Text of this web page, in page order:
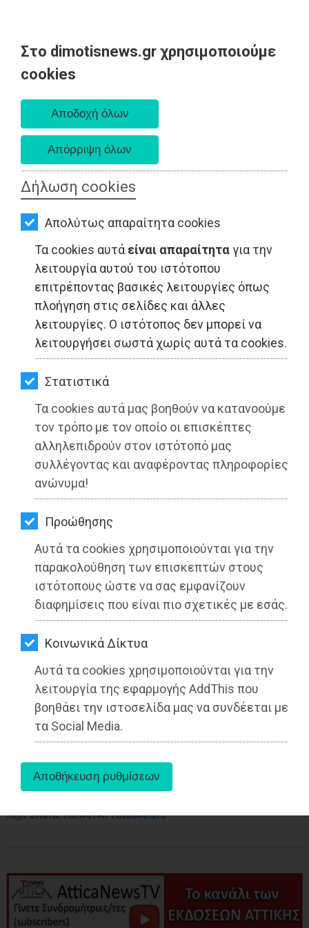
Στο dimotisnews.gr χρησιμοποιούμε
cookies
Δήλωση cookies
Απολύτως απαραίτητα cookies
Τα cookies αυτά είναι απαραίτηταγια την
λειτουργία αυτού του ιστότοπου
επιτρέποντας βασικές λειτουργίες όπως
πλοήγηση στις σελίδες και άλλες
λειτουργίες. Ο ιστότοπος δεν μπορεί να
λειτουργήσει σωστά χωρίς αυτά τα cookies.
Στατιστικά
Τα cookies αυτά μας βοηθούν να κατανοούμε
τον τρόπο με τον οποίο οι επισκέπτες
αλληλεπιδρούν στον ιστότοπό μας
συλλέγοντας και αναφέροντας πληροφορίες
ανώνυμα!
Προώθησης
Αυτά τα cookies χρησιμοποιούνται για την
παρακολούθηση των επισκεπτών στους
ιστότοπους ώστε να σας εμφανίζουν
διαφημίσεις που είναι πιο σχετικές με εσάς.
Kοινωνικά Δίκτυα
Αυτά τα cookies χρησιμοποιούνται για την
λειτουργία της εφαρμογής AddThis που
βοηθάει την ιστοσελίδα μας να συνδέεται με
τα Social Media.
AΡΧΙΚΗ
ΕΙΔΗΣΕΙΣ
ΠΟΛΙΤΙΚΗ
ΤΟΠΙΚΗ
ΑΥΤΟΔΙΟΙΚΗΣΗ
ΟΙΚΟΝΟΜΙΑ
ΑΘΛΗΤΙΣΜΟΣ
ΠΟΛΙΤΙΣΜΟΣ
ΣΠΙΤΙ-
ΚΗΠΟΣ
ΥΓΕΙΑ
LIFESTYLE
ΤΑΞΙΔΙΑ
ΕΞΟΔΟΣ
ΠΕΡΙΒΑΛΛΟΝ
ΚΑΤΟΙΚΙΔΙΟ
ΑΓΓΕΛΙΕΣ
ΕΦΗΜΕΡΙΔΕΣ
OΔΗΓΟΣ
ΑΓΟΡΑΣ
ΨΙΘΥΡΟΙ
ΑΠΟΣΤΟΛΗ
ΑΡΘΡΩΝ
τελική ευθεία η ανέγερση του 5ου
Νηπιαγωγείου και του 4ου Δημοτικού
Σχολείου Σπάτων
Διαβάστηκε 4933 φορές
13-07-2022
Από τo Dimotisnews
aboutus
Tags:Σπάτα,ΤΟΠΙΚΗ ΑΥΤΟΔΙΟΙΚΗΣΗ,